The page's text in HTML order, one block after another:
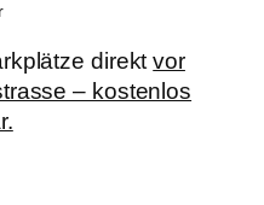
direktvor
– kostenlos